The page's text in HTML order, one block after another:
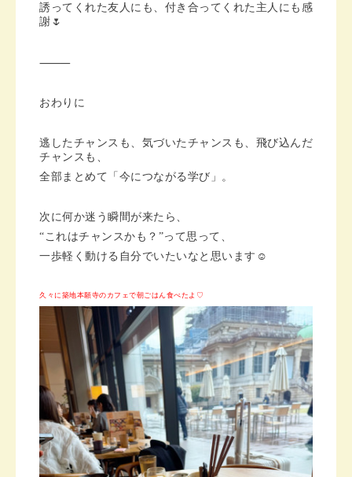
誘ってくれた友人にも、付き合ってくれた主人にも感
謝🌷
⸻
おわりに
逃したチャンスも、気づいたチャンスも、飛び込んだ
チャンスも、
全部まとめて「今につながる学び」。
次に何か迷う瞬間が来たら、
“これはチャンスかも？”って思って、
一歩軽く動ける自分でいたいなと思います☺️
久々に築地本願寺のカフェで朝ごはん食べたよ♡